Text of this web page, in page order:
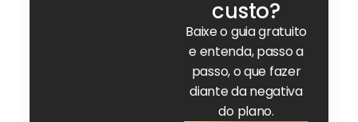
custo?
Baixe o guia gratuito
e entenda, passo a
passo, o que fazer
diante da negativa
do plano.